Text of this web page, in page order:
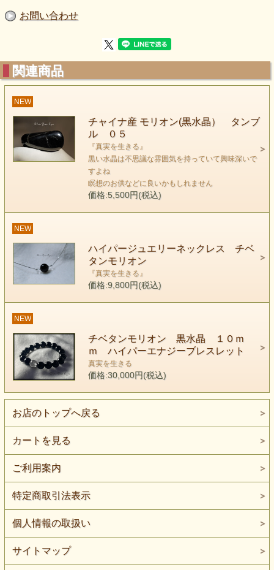
私は喉のチャクラに真実というメッセージを感じま
自らの主張を偽らずに正直に真実と共に生きたとき、
きっと喉のトラブルはなくなるのだと思うのです。
私たちはもう孤独というものを感じなくなります。
喉はコミュニケーションをも意味していて
偽らずに真実の友情を結べたとき もう一人で世の中
に
抵抗する必要はなくなるのです。
一般社会から観たらどうも・・・世間的にまず
人の目が気になって・・・などなど、気持ちはとって
でも どうぞ 勇気を出してください。
もう新しい時代が始まっているのです。
ありがたいことに新しい時代は 私たちが生まれもっ
もっとも適したエネルギーを持っているのです。
に生きるということなのです。
私たちは一人一人 何らかの目的や使命 または大い
なる喜びの
ために、せっかく こんな時代の変わり目というスリ
リングな時代を選んで
ある意味 無謀で挑戦的、かつ素敵な冒険野郎といえ
ますね。(o^^o)
我慢役を買って出ていた立場の人間でした。
争いごとが何より嫌で 自分さえ我慢すればと喉から
怒りの言葉を何度飲み込んだか知れません。
しかし、最近では本当にそんな時代は終わったんだな
お問い合わせ
関連商品
NEW
チャイナ産 モリオン(黒水晶） タンブ
ル ０５
『真実を生きる』
黒い水晶は不思議な雰囲気を持っていて興味深いで
すよね
瞑想のお供などに良いかもしれません
価格:5,500円(税込)
NEW
ハイパージュエリーネックレス チベ
タンモリオン
『真実を生きる』
価格:9,800円(税込)
NEW
チベタンモリオン 黒水晶 １０ｍ
ｍ ハイパーエナジーブレスレット
真実を生きる
価格:30,000円(税込)
お店のトップへ戻る
カートを見る
ご利用案内
特定商取引法表示
個人情報の取扱い
サイトマップ